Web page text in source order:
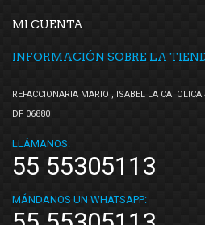
MI CUENTA
INFORMACIÓN SOBRE LA
REFACCIONARIA MARIO , ISABEL LA
DF 06880
LLÁMANOS:
55 55305113
MÁNDANOS UN WHATSAPP: